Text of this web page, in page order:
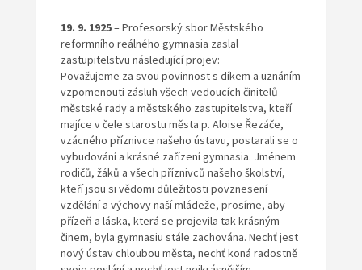
19. 9. 1925– Profesorský sbor Městského
reformního reálného gymnasia zaslal
zastupitelstvu následující projev:
Považujeme za svou povinnost s díkem a uznáním
vzpomenouti zásluh všech vedoucích činitelů
městské rady a městského zastupitelstva, kteří
majíce v čele starostu města p. Aloise Řezáče,
vzácného příznivce našeho ústavu, postarali se o
vybudování a krásné zařízení gymnasia. Jménem
rodičů, žáků a všech příznivců našeho školství,
kteří jsou si vědomi důležitosti povznesení
vzdělání a výchovy naší mládeže, prosíme, aby
přízeň a láska, která se projevila tak krásným
činem, byla gymnasiu stále zachována. Nechť jest
nový ústav chloubou města, nechť koná radostně